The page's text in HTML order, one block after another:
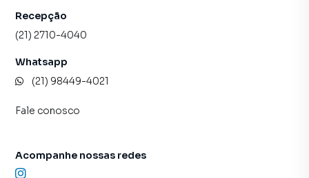
Recepção
(21) 2710-4040
Whatsapp
(21) 98449-4021
Fale conosco
Acompanhe nossas redes